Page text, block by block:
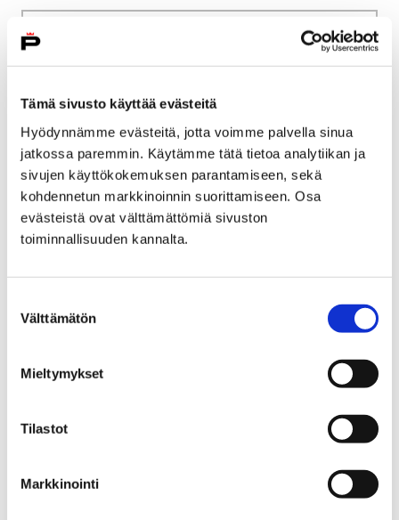
Tämä sivusto käyttää evästeitä
Hyödynnämme evästeitä, jotta voimme palvella sinua
jatkossa paremmin. Käytämme tätä tietoa analytiikan ja
sivujen käyttökokemuksen parantamiseen, sekä
kohdennetun markkinoinnin suorittamiseen. Osa
evästeistä ovat välttämättömiä sivuston
toiminnallisuuden kannalta.
valinta
Välttämätön
Mieltymykset
Tilastot
Markkinointi
Historiaa neljällä vuosikymmenellä
Historiaa neljällä
vuosikymmenellä
Satakunnan Urheiluakatemia
Opiskelu
Etusivu